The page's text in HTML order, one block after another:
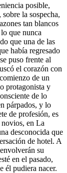
posible,
la sospecha,
tan blancos
que nunca
que una de las
había regresado
puso frente al
el corazón con
de un
protagonista y
de lo
párpados, y lo
de profesión, es
en La
desconocida que
de hotel. A
su
en el pasado,
él pudiera nacer.